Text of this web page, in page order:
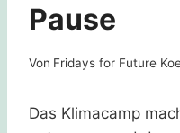
Pause
Von Fridays for Future
Das Klimacamp